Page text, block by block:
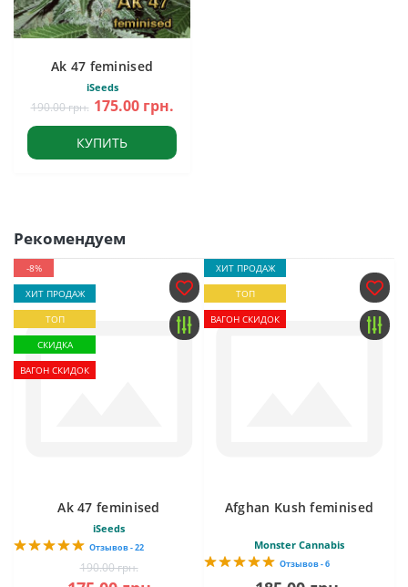
Ak 47 feminised
iSeeds
190.00 грн. 175.00 грн.
КУПИТЬ
Рекомендуем
-8%
ХИТ ПРОДАЖ
ТОП
СКИДКА
ВАГОН СКИДОК
Ak 47 feminised
iSeeds
Отзывов - 22
190.00 грн.
ХИТ ПРОДАЖ
ТОП
ВАГОН СКИДОК
Afghan Kush feminised
Monster Cannabis
Отзывов - 6